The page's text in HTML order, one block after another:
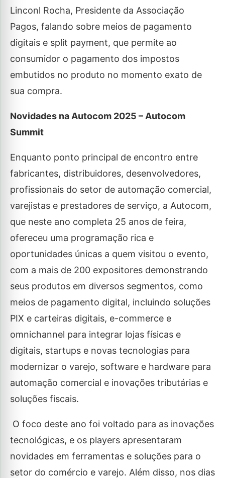
Linconl Rocha, Presidente da Associação
Pagos, falando sobre meios de pagamento
digitais e split payment, que permite ao
consumidor o pagamento dos impostos
embutidos no produto no momento exato de
sua compra.
Novidades na Autocom 2025 – Autocom
Summit
Enquanto ponto principal de encontro entre
fabricantes, distribuidores, desenvolvedores,
profissionais do setor de automação comercial,
varejistas e prestadores de serviço, a Autocom,
que neste ano completa 25 anos de feira,
ofereceu uma programação rica e
oportunidades únicas a quem visitou o evento,
com a mais de 200 expositores demonstrando
seus produtos em diversos segmentos, como
meios de pagamento digital, incluindo soluções
PIX e carteiras digitais, e-commerce e
omnichannel para integrar lojas físicas e
digitais, startups e novas tecnologias para
modernizar o varejo, software e hardware para
automação comercial e inovações tributárias e
soluções fiscais.
O foco deste ano foi voltado para as inovações
tecnológicas, e os players apresentaram
novidades em ferramentas e soluções para o
setor do comércio e varejo. Além disso, nos dias